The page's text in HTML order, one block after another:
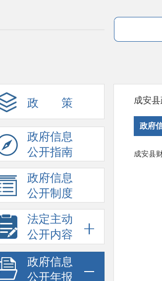
政 策
政府信息
公开指南
政府信息
公开制度
法定主动
公开内容
政府信息
公开年报
成安
政府
成安县